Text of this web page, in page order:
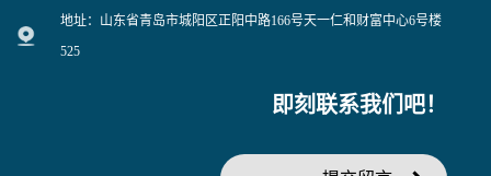
地址：山东省青岛市城阳区正阳中路166号天一仁和财富中心6号楼
525
即刻联系我们吧！